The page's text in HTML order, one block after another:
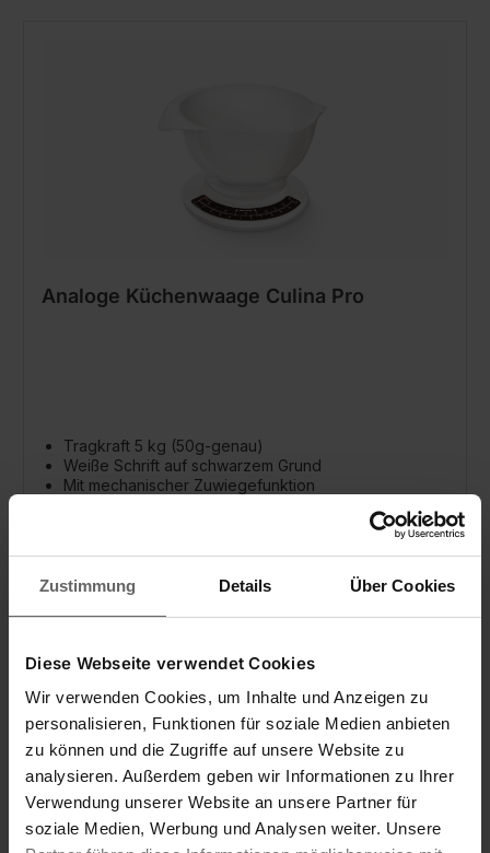
Zustimmung Details Über Cookies
Diese Webseite verwendet Cookies
Wir verwenden Cookies, um Inhalte und Anzeigen zu
personalisieren, Funktionen für soziale Medien anbieten
zu können und die Zugriffe auf unsere Website zu
analysieren. Außerdem geben wir Informationen zu Ihrer
Verwendung unserer Website an unsere Partner für
soziale Medien, Werbung und Analysen weiter. Unsere
Analoge Küchenwaage Culina Pro
Tragkraft 5 kg (50g-genau)
Weiße Schrift auf schwarzem Grund
Mit mechanischer Zuwiegefunktion